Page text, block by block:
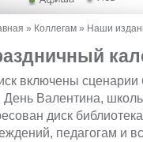
» Коллегам » Наши
включены
День Валентина,
диск
педагогам и